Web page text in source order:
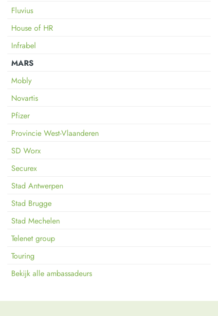
Fluvius
House of HR
Infrabel
MARS
Mobly
Novartis
Pfizer
Provincie West-Vlaanderen
SD Worx
Securex
Stad Antwerpen
Stad Brugge
Stad Mechelen
Telenet group
Touring
Bekijk alle ambassadeurs